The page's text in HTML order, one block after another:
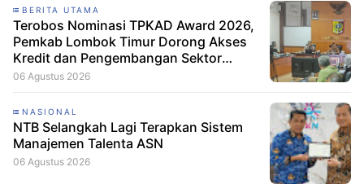
BERITA UTAMA
Terobos Nominasi TPKAD Award 2026,
Pemkab Lombok Timur Dorong Akses
Kredit dan Pengembangan Sektor
Porang
06 Agustus 2026
NASIONAL
NTB Selangkah Lagi Terapkan Sistem
Manajemen Talenta ASN
06 Agustus 2026